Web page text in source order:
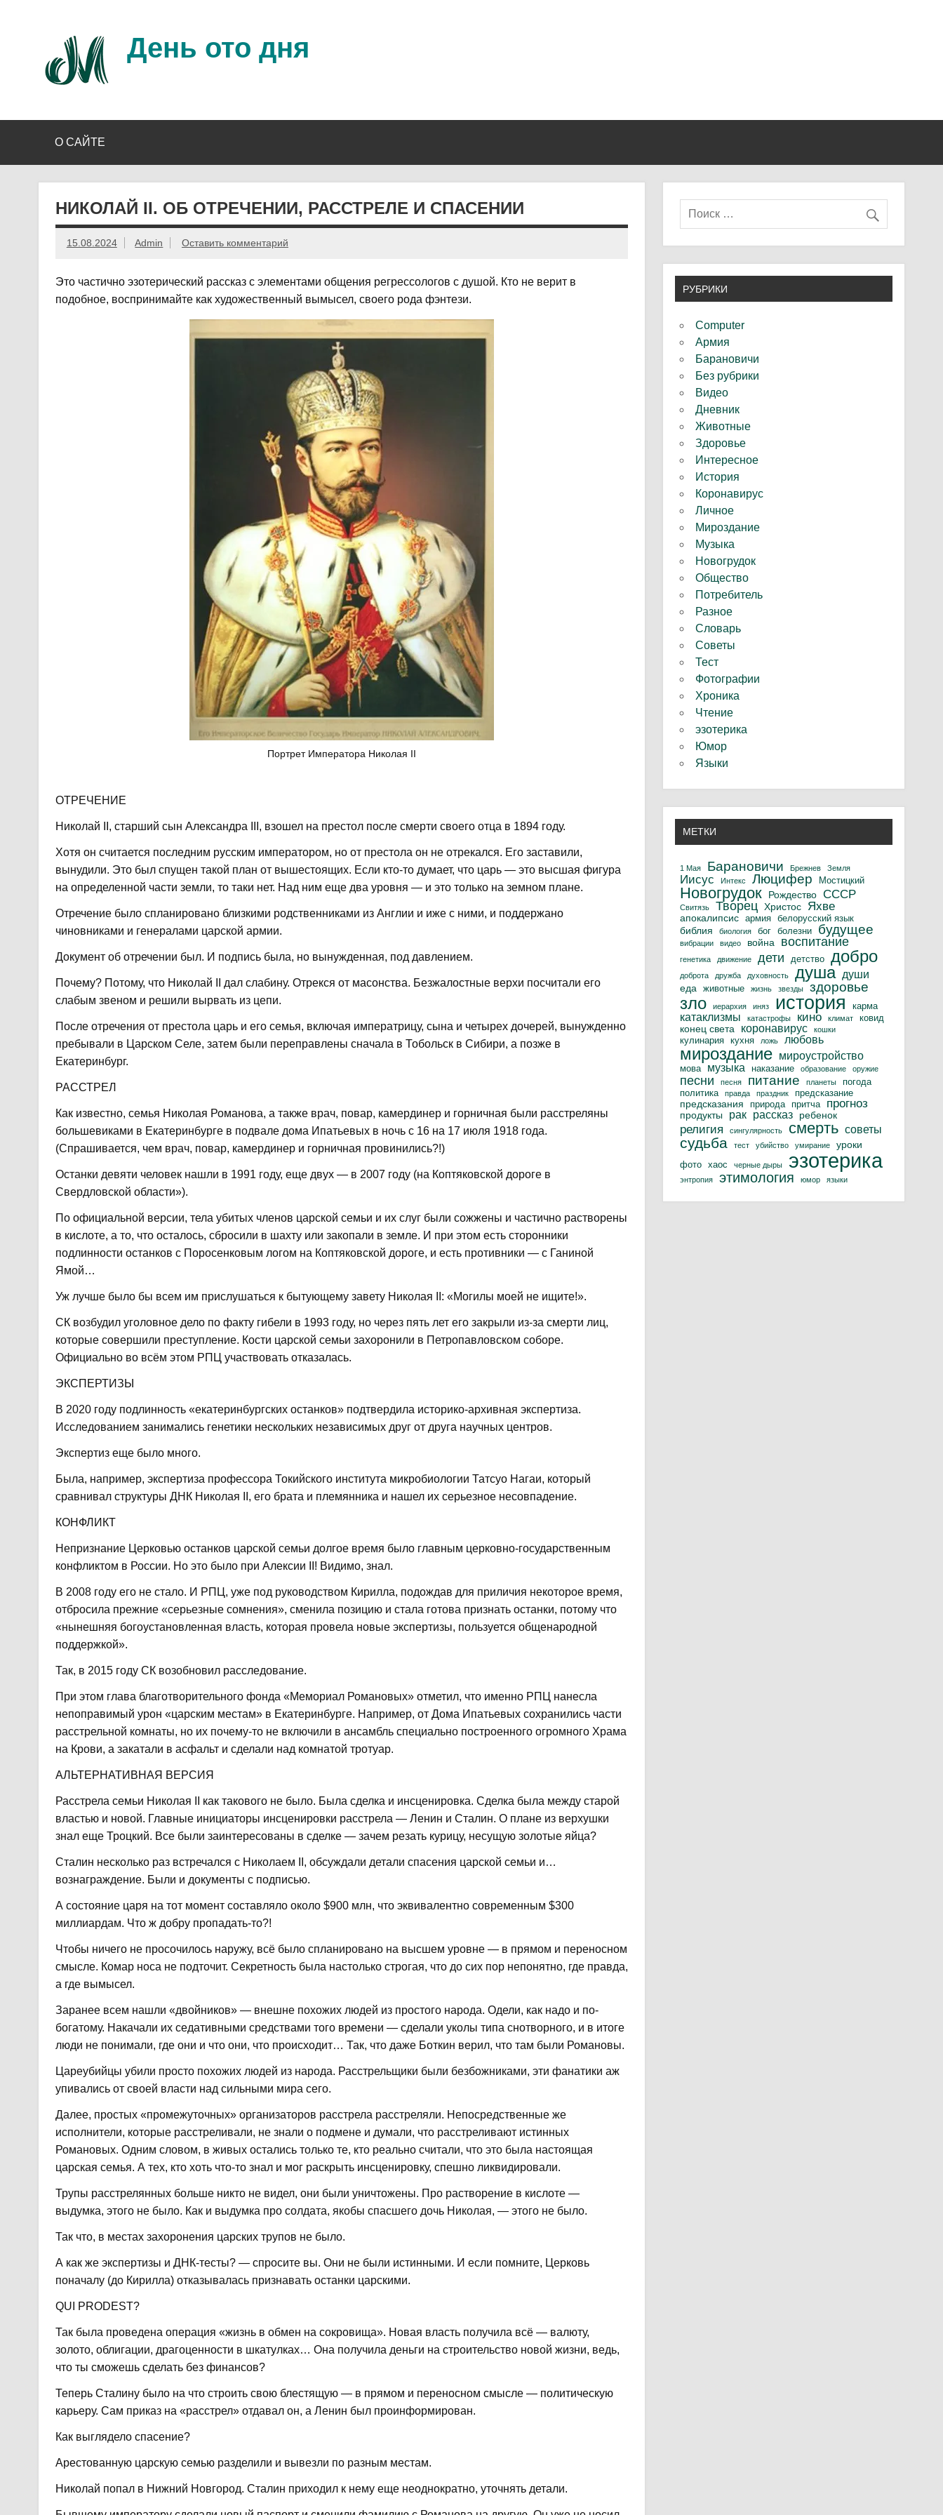
День ото дня
О САЙТЕ
НИКОЛАЙ II. ОБ ОТРЕЧЕНИИ, РАССТРЕЛЕ И СПАСЕНИИ
15.08.2024 Admin Оставить комментарий
Это частично эзотерический рассказ с элементами общения регрессологов с душой. Кто не верит в
подобное, воспринимайте как художественный вымысел, своего рода фэнтези.
Портрет Императора Николая II
ОТРЕЧЕНИЕ
Николай II, старший сын Александра III, взошел на престол после смерти своего отца в 1894 году.
Хотя он считается последним русским императором, но от престола он не отрекался. Его заставили,
вынудили. Это был спущен такой план от вышестоящих. Если кто-то думает, что царь — это высшая фигура
на определенной части земли, то таки нет. Над ним еще два уровня — и это только на земном плане.
Отречение было спланировано близкими родственниками из Англии и иже с ними, и поддержано
чиновниками и генералами царской армии.
Документ об отречении был. И подпись была, но вынужденная, под давлением.
Почему? Потому, что Николай II дал слабину. Отрекся от масонства. Безжалостные верхи посчитали его
слабым звеном и решили вырвать из цепи.
После отречения от престола царь и его семья, включая императрицу, сына и четырех дочерей, вынужденно
пребывали в Царском Селе, затем были переправлены сначала в Тобольск в Сибири, а позже в
Екатеринбург.
РАССТРЕЛ
Как известно, семья Николая Романова, а также врач, повар, камердинер и горничная были расстреляны
большевиками в Екатеринбурге в подвале дома Ипатьевых в ночь с 16 на 17 июля 1918 года.
(Спрашивается, чем врач, повар, камердинер и горничная провинились?!)
Останки девяти человек нашли в 1991 году, еще двух — в 2007 году (на Коптяковской дороге в
Свердловской области»).
По официальной версии, тела убитых членов царской семьи и их слуг были сожжены и частично растворены
в кислоте, а то, что осталось, сбросили в шахту или закопали в земле. И при этом есть сторонники
подлинности останков с Поросенковым логом на Коптяковской дороге, и есть противники — с Ганиной
Ямой…
Уж лучше было бы всем им прислушаться к бытующему завету Николая II: «Могилы моей не ищите!».
СК возбудил уголовное дело по факту гибели в 1993 году, но через пять лет его закрыли из-за смерти лиц,
которые совершили преступление. Кости царской семьи захоронили в Петропавловском соборе.
Официально во всём этом РПЦ участвовать отказалась.
ЭКСПЕРТИЗЫ
В 2020 году подлинность «екатеринбургских останков» подтвердила историко-архивная экспертиза.
Исследованием занимались генетики нескольких независимых друг от друга научных центров.
Экспертиз еще было много.
Была, например, экспертиза профессора Токийского института микробиологии Татсуо Нагаи, который
сравнивал структуры ДНК Николая II, его брата и племянника и нашел их серьезное несовпадение.
КОНФЛИКТ
Непризнание Церковью останков царской семьи долгое время было главным церковно-государственным
конфликтом в России. Но это было при Алексии II! Видимо, знал.
В 2008 году его не стало. И РПЦ, уже под руководством Кирилла, подождав для приличия некоторое время,
отбросила прежние «серьезные сомнения», сменила позицию и стала готова признать останки, потому что
«нынешняя богоустановленная власть, которая провела новые экспертизы, пользуется общенародной
поддержкой».
Так, в 2015 году СК возобновил расследование.
При этом глава благотворительного фонда «Мемориал Романовых» отметил, что именно РПЦ нанесла
непоправимый урон «царским местам» в Екатеринбурге. Например, от Дома Ипатьевых сохранились части
расстрельной комнаты, но их почему-то не включили в ансамбль специально построенного огромного Храма
на Крови, а закатали в асфальт и сделали над комнатой тротуар.
АЛЬТЕРНАТИВНАЯ ВЕРСИЯ
Расстрела семьи Николая II как такового не было. Была сделка и инсценировка. Сделка была между старой
властью и новой. Главные инициаторы инсценировки расстрела — Ленин и Сталин. О плане из верхушки
знал еще Троцкий. Все были заинтересованы в сделке — зачем резать курицу, несущую золотые яйца?
Сталин несколько раз встречался с Николаем II, обсуждали детали спасения царской семьи и…
вознаграждение. Были и документы с подписью.
А состояние царя на тот момент составляло около $900 млн, что эквивалентно современным $300
миллиардам. Что ж добру пропадать-то?!
Чтобы ничего не просочилось наружу, всё было спланировано на высшем уровне — в прямом и переносном
смысле. Комар носа не подточит. Секретность была настолько строгая, что до сих пор непонятно, где правда,
а где вымысел.
Заранее всем нашли «двойников» — внешне похожих людей из простого народа. Одели, как надо и по-
богатому. Накачали их седативными средствами того времени — сделали уколы типа снотворного, и в итоге
люди не понимали, где они и что они, что происходит… Так, что даже Боткин верил, что там были Романовы.
Цареубийцы убили просто похожих людей из народа. Расстрельщики были безбожниками, эти фанатики аж
упивались от своей власти над сильными мира сего.
Далее, простых «промежуточных» организаторов расстрела расстреляли. Непосредственные же
исполнители, которые расстреливали, не знали о подмене и думали, что расстреливают истинных
Романовых. Одним словом, в живых остались только те, кто реально считали, что это была настоящая
царская семья. А тех, кто хоть что-то знал и мог раскрыть инсценировку, спешно ликвидировали.
Трупы расстрелянных больше никто не видел, они были уничтожены. Про растворение в кислоте —
выдумка, этого не было. Как и выдумка про солдата, якобы спасшего дочь Николая, — этого не было.
Так что, в местах захоронения царских трупов не было.
А как же экспертизы и ДНК-тесты? — спросите вы. Они не были истинными. И если помните, Церковь
поначалу (до Кирилла) отказывалась признавать останки царскими.
QUI PRODEST?
Так была проведена операция «жизнь в обмен на сокровища». Новая власть получила всё — валюту,
золото, облигации, драгоценности в шкатулках… Она получила деньги на строительство новой жизни, ведь,
что ты сможешь сделать без финансов?
Теперь Сталину было на что строить свою блестящую — в прямом и переносном смысле — политическую
карьеру. Сам приказ на «расстрел» отдавал он, а Ленин был проинформирован.
Как выглядело спасение?
Арестованную царскую семью разделили и вывезли по разным местам.
Николай попал в Нижний Новгород. Сталин приходил к нему еще неоднократно, уточнять детали.
РУБРИКИ
Computer
Армия
Барановичи
Без рубрики
Видео
Дневник
Животные
Здоровье
Интересное
История
Коронавирус
Личное
Мироздание
Музыка
Новогрудок
Общество
Потребитель
Разное
Словарь
Советы
Тест
Фотографии
Хроника
Чтение
эзотерика
Юмор
Языки
МЕТКИ
1 Мая Барановичи Брежнев Земля
Иисус Интекс Люцифер Мостицкий
Новогрудок Рождество СССР
Свитязь Творец Христос Яхве
апокалипсис армия белорусский язык
библия биология бог болезни будущее
вибрации видео война воспитание
генетика движение дети детство добро
доброта дружба духовность душа души
еда животные жизнь звезды здоровье
зло иерархия иняз история карма
катаклизмы катастрофы кино климат ковид
конец света коронавирус кошки
кулинария кухня ложь любовь
мироздание мироустройство
мова музыка наказание образование оружие
песни песня питание планеты
погода
политика
правда праздник предсказание
предсказания природа притча прогноз
продукты рак рассказ ребенок
религия сингулярность смерть советы
судьба тест убийство умирание уроки
фото хаос черные дыры эзотерика
энтропия этимология юмор языки